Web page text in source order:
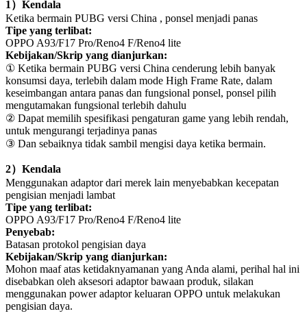
1 ） Kendala
Ketika bermain PUBG versi China , ponsel menjadi panas
Tipe yang terlibat:
OPPO A93/F17 Pro/Reno4 F/Reno4 lite
Kebijakan/Skrip yang dianjurkan:
① Ketika bermain PUBG versi China cenderung lebih banyak
konsumsi daya, terlebih dalam mode High Frame Rate, dalam
keseimbangan antara panas dan fungsional ponsel, ponsel pilih
mengutamakan fungsional terlebih dahulu
② Dapat memilih spesifikasi pengaturan game yang lebih rendah,
untuk mengurangi terjadinya panas
③ Dan sebaiknya tidak sambil mengisi daya ketika bermain.
2） Kendala
Menggunakan adaptor dari merek lain menyebabkan kecepatan
pengisian menjadi lambat
Tipe yang terlibat:
OPPO A93/F17 Pro/Reno4 F/Reno4 lite
Penyebab:
Batasan protokol pengisian daya
Kebijakan/Skrip yang dianjurkan:
Mohon maaf atas ketidaknyamanan yang Anda alami, perihal hal ini
disebabkan oleh aksesori adaptor bawaan produk, silakan
menggunakan power adaptor keluaran OPPO untuk melakukan
pengisian daya.